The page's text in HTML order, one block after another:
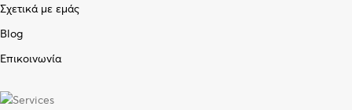
Σχετικά με εμάς
Blog
Επικοινωνία